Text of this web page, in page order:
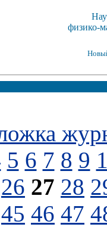
физико-
5 6 7 8 9
26 27 28
45 46 47